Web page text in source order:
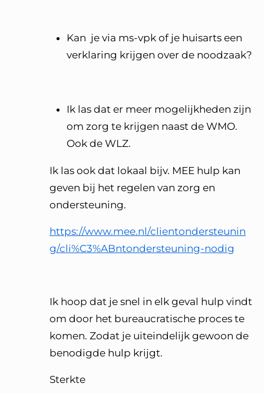
Kan je via ms-vpk of je huisarts een
verklaring krijgen over de noodzaak?
Ik las dat er meer mogelijkheden zijn
om zorg te krijgen naast de WMO.
Ook de WLZ.
Ik las ook dat lokaal bijv. MEE hulp kan
geven bij het regelen van zorg en
ondersteuning.
https://www.mee.nl/clientondersteunin
g/cli%C3%ABntondersteuning-nodig
Ik hoop dat je snel in elk geval hulp vindt
om door het bureaucratische proces te
komen. Zodat je uiteindelijk gewoon de
benodigde hulp krijgt.
Sterkte